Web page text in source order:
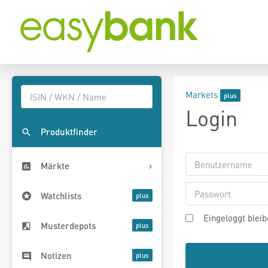
Produktfinder
Märkte
Watchlists
Musterdepots
Notizen
Markets
Login
Eingeloggt